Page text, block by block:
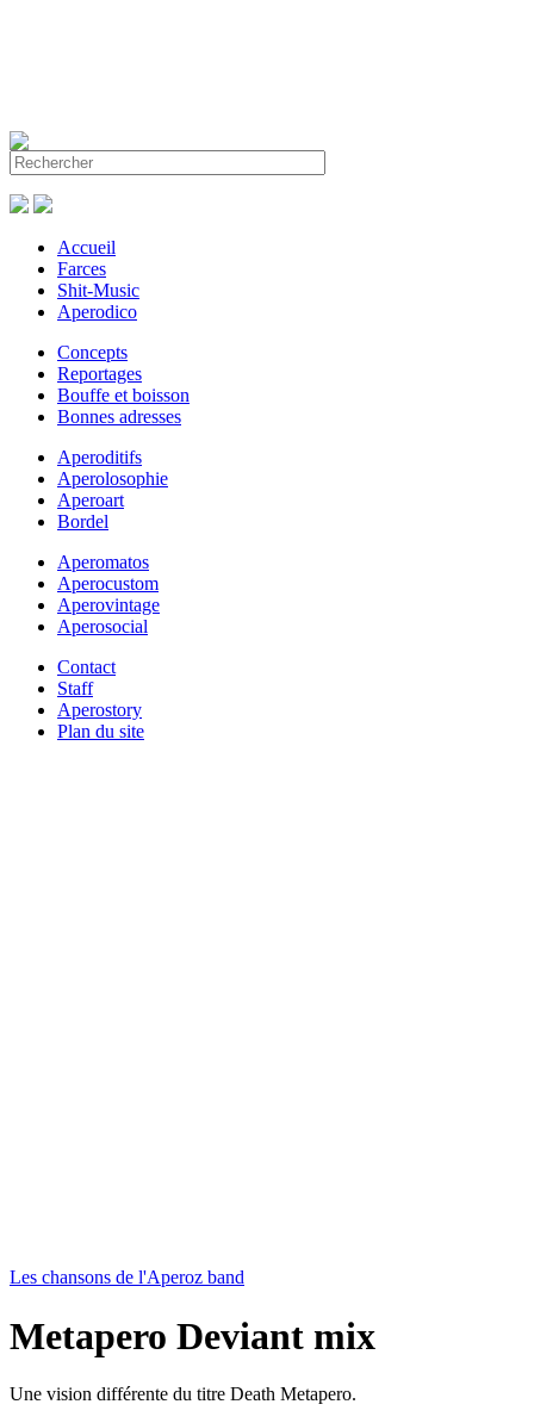
Accueil
Farces
Shit-Music
Aperodico
Concepts
Reportages
Bouffe et boisson
Bonnes adresses
Aperoditifs
Aperolosophie
Aperoart
Bordel
Aperomatos
Aperocustom
Aperovintage
Aperosocial
Contact
Staff
Aperostory
Plan du site
Les chansons de l'Aperoz band
Metapero Deviant mix
Une vision différente du titre Death Metapero.